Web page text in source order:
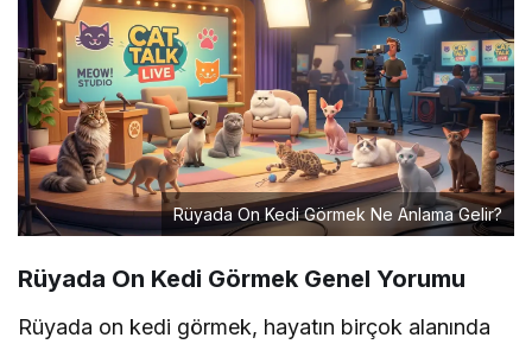
Rüyada On Kedi Görmek Ne Anlama Gelir?
Rüyada On Kedi Görmek Genel Yorumu
Rüyada on kedi görmek, hayatın birçok alanında